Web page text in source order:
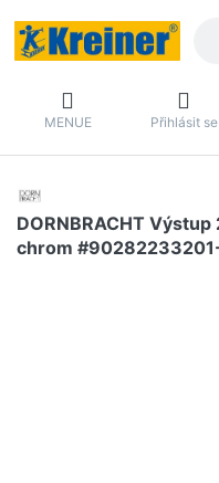
MENUE Přihlásit se
DORNBRACHT
chrom